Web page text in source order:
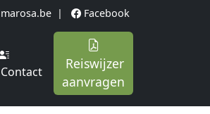
| Facebook
Contact
Reiswijzer
aanvragen